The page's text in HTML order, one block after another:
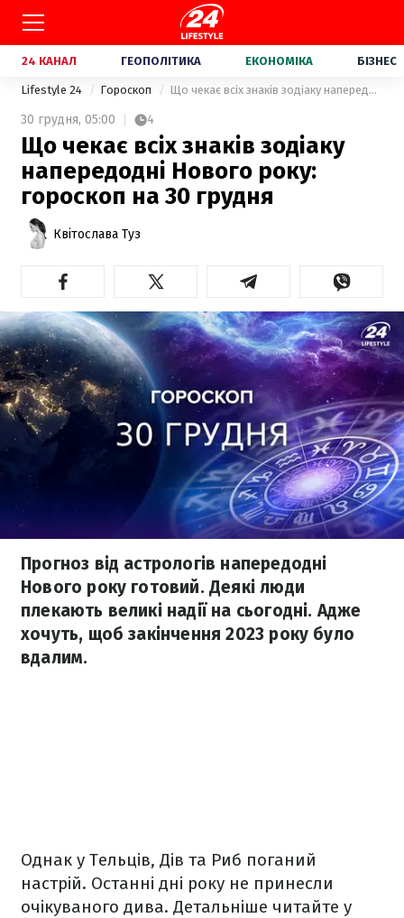
24 КАНАЛ ГЕОПОЛІТИКА ЕКОНОМІКА БІЗНЕС
Lifestyle 24 Гороскоп Що чекає всіх знаків зодіаку напередодні Нового року: гороскоп на 30 грудня
30 грудня, 05:00 4
Що чекає всіх знаків зодіаку
напередодні Нового року:
гороскоп на 30 грудня
Квітослава Туз
Прогноз від астрологів напередодні
Нового року готовий. Деякі люди
плекають великі надії на сьогодні. Адже
хочуть, щоб закінчення 2023 року було
вдалим.
Однак у Тельців, Дів та Риб поганий
настрій. Останні дні року не принесли
очікуваного дива. Детальніше читайте у